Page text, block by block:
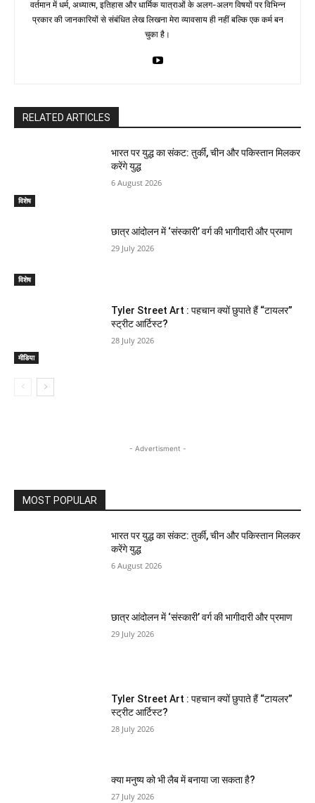
वर्तमान में धर्म, अध्यात्म, इतिहास और धार्मिक यात्राओं के अलग-अलग विषयों पर विभिन्न
प्रकार की जानकारियों से संबंधित लेख लिखना मेरा व्यावसाय ही नहीं बल्कि एक कर्म बन
चुका है।
RELATED ARTICLES
विशेष
भारत पर युद्ध का संकट: तुर्की, चीन और पकिस्तान मिलकर
करेंगे युद्ध
6 August 2026
विशेष
छात्र आंदोलन में ‘संस्कारी’ वर्ग की भागीदारी और प्रमाण
29 July 2026
मीडिया
Tyler Street Art : पहचान क्यों छुपाते हैं “टायलर”
स्ट्रीट आर्टिस्ट?
28 July 2026
- Advertisment -
MOST POPULAR
भारत पर युद्ध का संकट: तुर्की, चीन और पकिस्तान मिलकर
करेंगे युद्ध
6 August 2026
छात्र आंदोलन में ‘संस्कारी’ वर्ग की भागीदारी और प्रमाण
29 July 2026
Tyler Street Art : पहचान क्यों छुपाते हैं “टायलर”
स्ट्रीट आर्टिस्ट?
28 July 2026
क्या मनुष्य को भी लैब में बनाया जा सकता है?
27 July 2026